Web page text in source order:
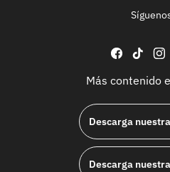
facebook
tiktok
Más contenido
Descarga
Descarga